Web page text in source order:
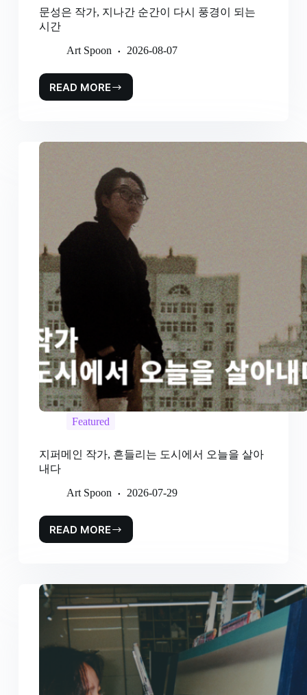
문성은 작가, 지나간 순간이 다시 풍경이 되는
시간
Art Spoon 2026-08-07
READ MORE
Featured
지퍼메인 작가, 흔들리는 도시에서 오늘을 살아
내다
Art Spoon 2026-07-29
READ MORE